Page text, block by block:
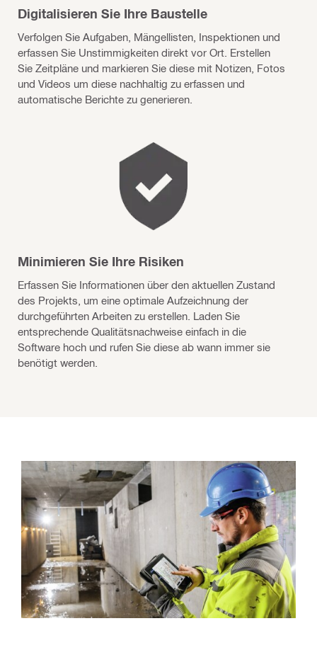
Digitalisieren Sie Ihre Baustelle
Verfolgen Sie Aufgaben, Mängellisten, Inspektionen und
erfassen Sie Unstimmigkeiten direkt vor Ort. Erstellen
Sie Zeitpläne und markieren Sie diese mit Notizen, Fotos
und Videos um diese nachhaltig zu erfassen und
automatische Berichte zu generieren.
Minimieren Sie Ihre Risiken
Erfassen Sie Informationen über den aktuellen Zustand
des Projekts, um eine optimale Aufzeichnung der
durchgeführten Arbeiten zu erstellen. Laden Sie
entsprechende Qualitätsnachweise einfach in die
Software hoch und rufen Sie diese ab wann immer sie
benötigt werden.